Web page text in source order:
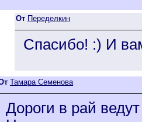
От Переделкин
Спасибо! :) И
Тамара Семенова
Дороги в рай